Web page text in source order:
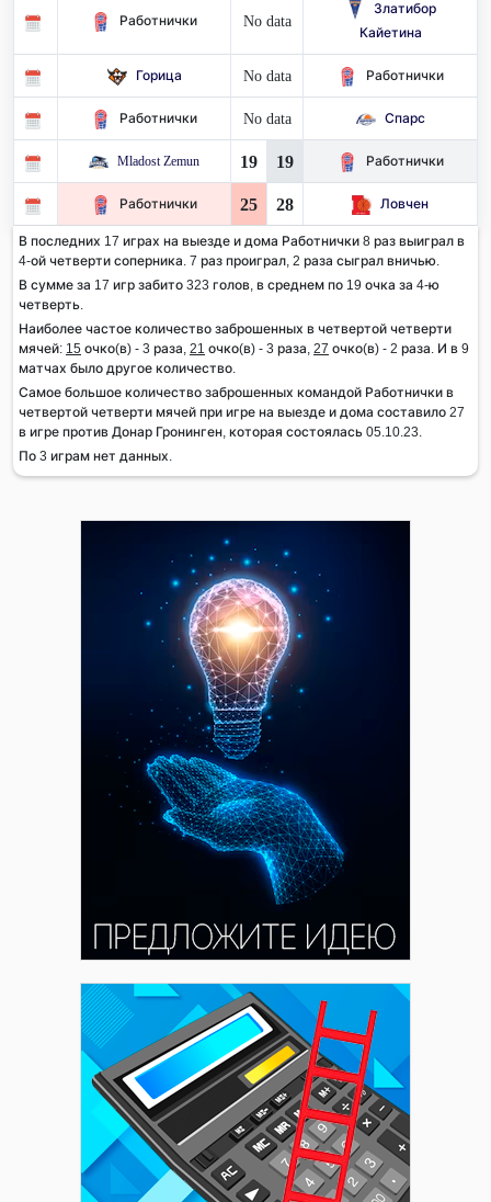
Работнички No data
Златибор
Кайетина
Горица No data Работнички
Работнички No data Спарс
Mladost Zemun 19 19 Работнички
Работнички 25 28 Ловчен
В последних 17 играх на выезде и дома Работнички 8 раз выиграл в
4-ой четверти соперника. 7 раз проиграл, 2 раза сыграл вничью.
В сумме за 17 игр забито 323 голов, в среднем по 19 очка за 4-ю
четверть.
Наиболее частое количество заброшенных в четвертой четверти
мячей: 15 очко(в) - 3 раза, 21 очко(в) - 3 раза, 27 очко(в) - 2 раза. И в 9
матчах было другое количество.
Самое большое количество заброшенных командой Работнички в
четвертой четверти мячей при игре на выезде и дома составило 27
в игре против Донар Гронинген, которая состоялась 05.10.23.
По 3 играм нет данных.